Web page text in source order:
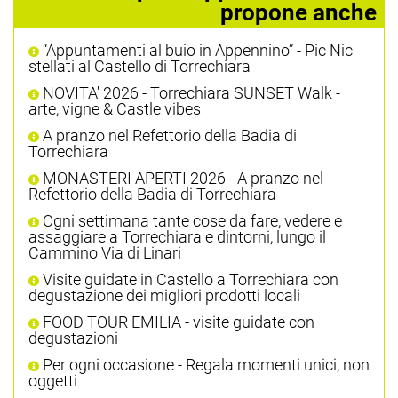
propone anche
“Appuntamenti al buio in Appennino” - Pic Nic
stellati al Castello di Torrechiara
NOVITA' 2026 - Torrechiara SUNSET Walk -
arte, vigne & Castle vibes
A pranzo nel Refettorio della Badia di
Torrechiara
MONASTERI APERTI 2026 - A pranzo nel
Refettorio della Badia di Torrechiara
Ogni settimana tante cose da fare, vedere e
assaggiare a Torrechiara e dintorni, lungo il
Cammino Via di Linari
Visite guidate in Castello a Torrechiara con
degustazione dei migliori prodotti locali
FOOD TOUR EMILIA - visite guidate con
degustazioni
Per ogni occasione - Regala momenti unici, non
oggetti